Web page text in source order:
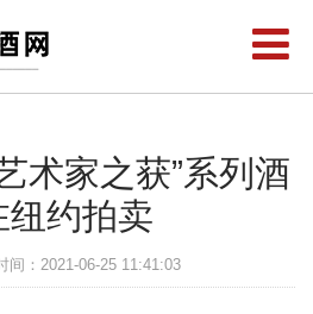
术家之获”系列酒
纽约拍卖
间：2021-06-25 11:41:03